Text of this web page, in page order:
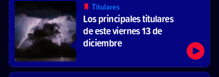
Titulares
Los principales titulares
de este viernes 13 de
diciembre